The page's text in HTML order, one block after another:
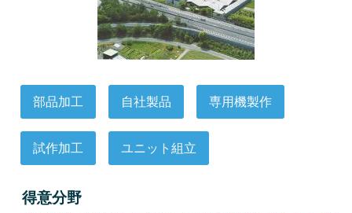
部品加工 自社製品 専用機製作
試作加工 ユニット組立
得意分野